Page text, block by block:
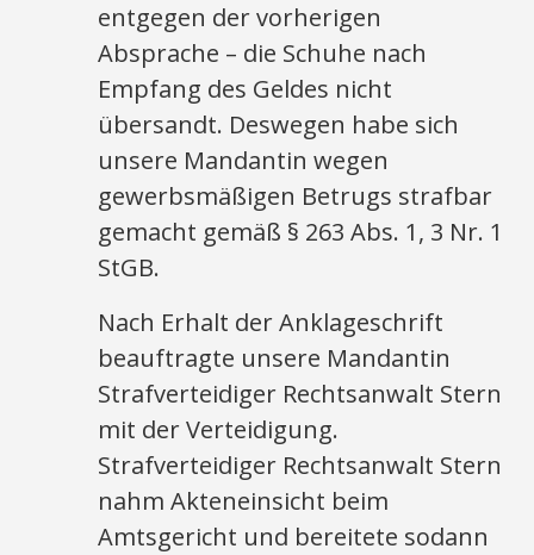
entgegen der vorherigen
Absprache – die Schuhe nach
Empfang des Geldes nicht
übersandt. Deswegen habe sich
unsere Mandantin wegen
gewerbsmäßigen Betrugs strafbar
gemacht gemäß § 263 Abs. 1, 3 Nr. 1
StGB.
Nach Erhalt der Anklageschrift
beauftragte unsere Mandantin
Strafverteidiger Rechtsanwalt Stern
mit der Verteidigung.
Strafverteidiger Rechtsanwalt Stern
nahm Akteneinsicht beim
Amtsgericht und bereitete sodann